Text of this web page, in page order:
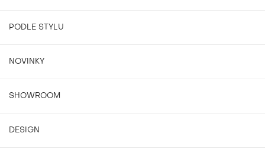
PODLE STYLU
NOVINKY
SHOWROOM
DESIGN